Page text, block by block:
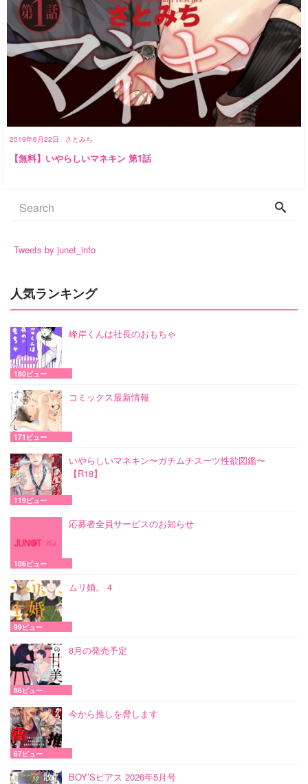
2019年6月22日 さとみち
【無料】いやらしいマネキン 第1話
Tweets by junet_info
人気ランキング
峰岸くんは社長のおもちゃ
180ビュー
コミックス最新情報
171ビュー
いやらしいマネキン〜ガチムチスーツ性欲図鑑〜
【R18】
119ビュー
応募者全員サービスのお知らせ
106ビュー
ムリ婚。 4
99ビュー
8月の発売予定
86ビュー
今から推しを脅します
67ビュー
BOY’Sピアス 2026年5月号